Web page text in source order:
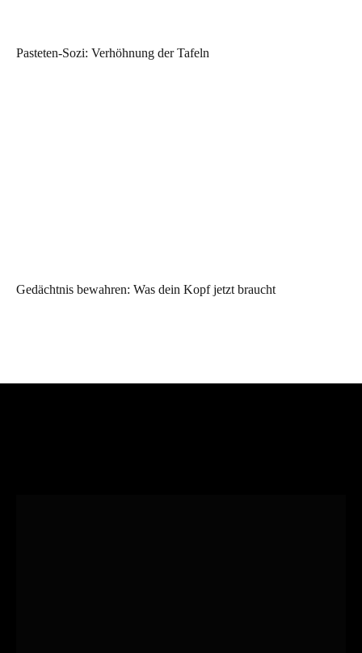
Pasteten-Sozi: Verhöhnung der Tafeln
Gedächtnis bewahren: Was dein Kopf jetzt braucht